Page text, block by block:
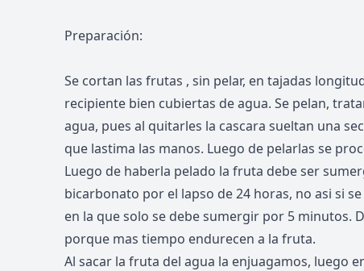
Preparación:
Se cortan las frutas , sin pelar, en tajadas
recipiente bien cubiertas de agua. Se pelan,
agua, pues al quitarles la cascara sueltan una
que lastima las manos. Luego de pelarlas se
Luego de haberla pelado la fruta debe ser
bicarbonato por el lapso de 24 horas, no asi si
en la que solo se debe sumergir por 5 minutos.
porque mas tiempo endurecen a la fruta.
Al sacar la fruta del agua la enjuagamos, luego